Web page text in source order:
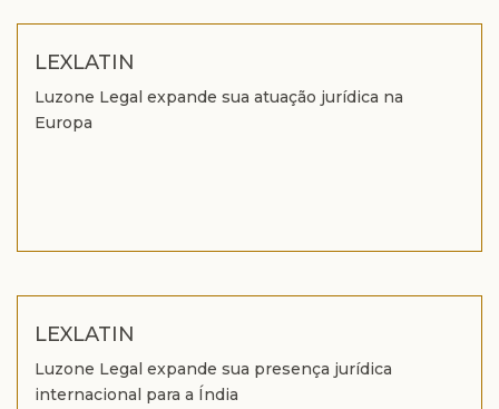
LEXLATIN
Luzone Legal expande sua atuação jurídica na
Europa
LEXLATIN
Luzone Legal expande sua presença jurídica
internacional para a Índia